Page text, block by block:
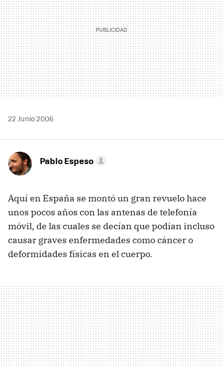
22 Junio 2006
Pablo Espeso
Aquí en España se montó un gran revuelo hace
unos pocos años con las antenas de telefonía
móvil, de las cuales se decían que podían incluso
causar graves enfermedades como cáncer o
deformidades físicas en el cuerpo.